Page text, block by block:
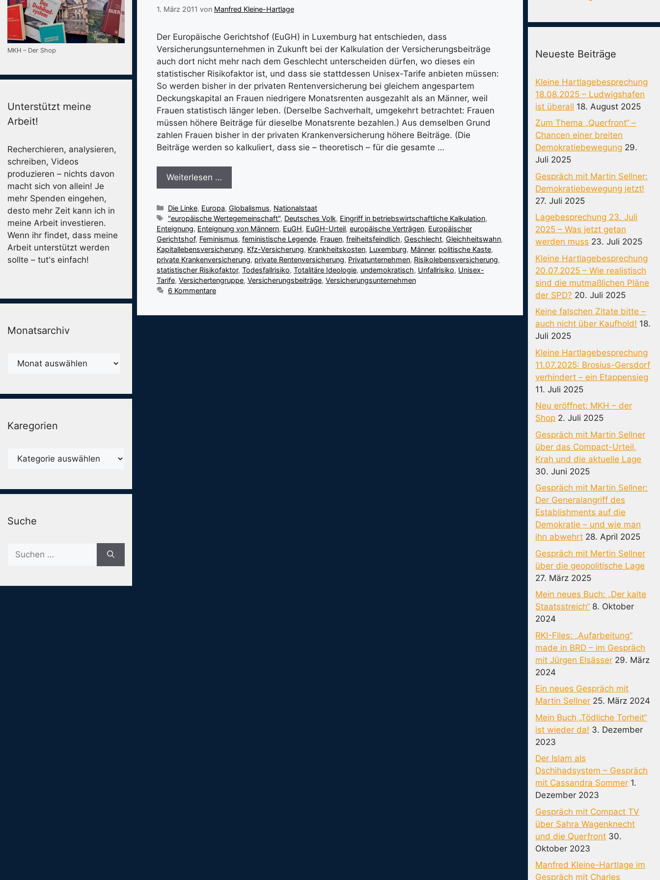
1. März 2011 von Manfred Kleine-Hartlage
Der Europäische Gerichtshof (EuGH) in Luxemburg hat entschieden, dass
Versicherungsunternehmen in Zukunft bei der Kalkulation der Versicherungsbeiträge
auch dort nicht mehr nach dem Geschlecht unterscheiden dürfen, wo dieses ein
statistischer Risikofaktor ist, und dass sie stattdessen Unisex-Tarife anbieten müssen:
So werden bisher in der privaten Rentenversicherung bei gleichem angespartem
Deckungskapital an Frauen niedrigere Monatsrenten ausgezahlt als an Männer, weil
Frauen statistisch länger leben. (Derselbe Sachverhalt, umgekehrt betrachtet: Frauen
müssen höhere Beiträge für dieselbe Monatsrente bezahlen.) Aus demselben Grund
zahlen Frauen bisher in der privaten Krankenversicherung höhere Beiträge. (Die
Beiträge werden so kalkuliert, dass sie – theoretisch – für die gesamte …
Weiterlesen …
Kategorien
Die Linke, Europa, Globalismus, Nationalstaat
Schlagwörter
"europäische Wertegemeinschaft", Deutsches Volk, Eingriff in betriebswirtschaftliche Kalkulation,
Enteignung, Enteignung von Männern, EuGH, EuGH-Urteil, europäische Verträgen, Europäischer
Gerichtshof, Feminismus, feministische Legende, Frauen, freiheitsfeindlich, Geschlecht, Gleichheitswahn,
Kapitallebensversicherung, Kfz-Versicherung, Krankheitskosten, Luxemburg, Männer, politische Kaste,
private Krankenversicherung, private Rentenversicherung, Privatunternehmen, Risikolebensversicherung,
statistischer Risikofaktor, Todesfallrisiko, Totalitäre Ideologie, undemokratisch, Unfallrisiko, Unisex-
Tarife, Versichertengruppe, Versicherungsbeiträge, Versicherungsunternehmen
6 Kommentare
MKH – Der Shop
Unterstützt meine
Arbeit!
Recherchieren, analysieren,
schreiben, Videos
produzieren – nichts davon
macht sich von allein! Je
mehr Spenden eingehen,
desto mehr Zeit kann ich in
meine Arbeit investieren.
Wenn ihr findet, dass meine
Arbeit unterstützt werden
sollte – tut's einfach!
Monatsarchiv
Monatsarchiv
Karegorien
Karegorien
Suche
nach:
Neueste Beiträge
Kleine Hartlagebesprechung
18.08.2025 – Ludwigshafen
ist überall 18. August 2025
Zum Thema „Querfront“ –
Chancen einer breiten
Demokratiebewegung 29.
Juli 2025
Gespräch mit Martin Sellner:
Demokratiebewegung jetzt!
27. Juli 2025
Lagebesprechung 23. Juli
2025 – Was jetzt getan
werden muss 23. Juli 2025
Kleine Hartlagebesprechung
20.07.2025 – Wie realistisch
sind die mutmaßlichen Pläne
der SPD? 20. Juli 2025
Keine falschen Zitate bitte –
auch nicht über Kaufhold! 18.
Juli 2025
Kleine Hartlagebesprechung
11.07.2025: Brosius-Gersdorf
verhindert – ein Etappensieg
11. Juli 2025
Neu eröffnet: MKH – der
Shop 2. Juli 2025
Gespräch mit Martin Sellner
über das Compact-Urteil,
Krah und die aktuelle Lage
30. Juni 2025
Gespräch mit Martin Sellner:
Der Generalangriff des
Establishments auf die
Demokratie – und wie man
ihn abwehrt 28. April 2025
Gespräch mit Mertin Sellner
über die geopolitische Lage
27. März 2025
Mein neues Buch: „Der kalte
Staatsstreich“ 8. Oktober
2024
RKI-Files: „Aufarbeitung“
made in BRD – im Gespräch
mit Jürgen Elsässer 29. März
2024
Ein neues Gespräch mit
Martin Sellner 25. März 2024
Mein Buch „Tödliche Torheit“
ist wieder da! 3. Dezember
2023
Der Islam als
Dschihadsystem – Gespräch
mit Cassandra Sommer 1.
Dezember 2023
Gespräch mit Compact TV
über Sahra Wagenknecht
und die Querfront 30.
Oktober 2023
Manfred Kleine-Hartlage im
Gespräch mit Charles